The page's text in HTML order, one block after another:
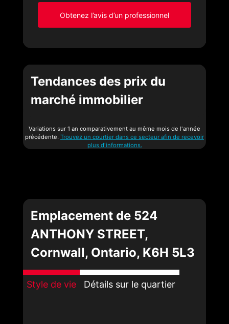
Obtenez l’avis d’un professionnel
Tendances des prix du
marché immobilier
Variations sur 1 an comparativement au même mois de l'année
précédente. Trouvez un courtier dans ce secteur afin de recevoir
plus d'informations.
Emplacement de 524
ANTHONY STREET,
Cornwall, Ontario, K6H 5L3
Style de vie Détails sur le quartier